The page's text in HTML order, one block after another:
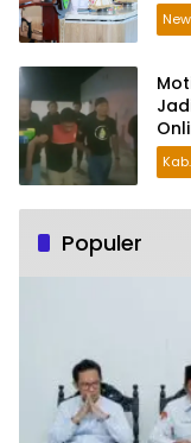
Populer